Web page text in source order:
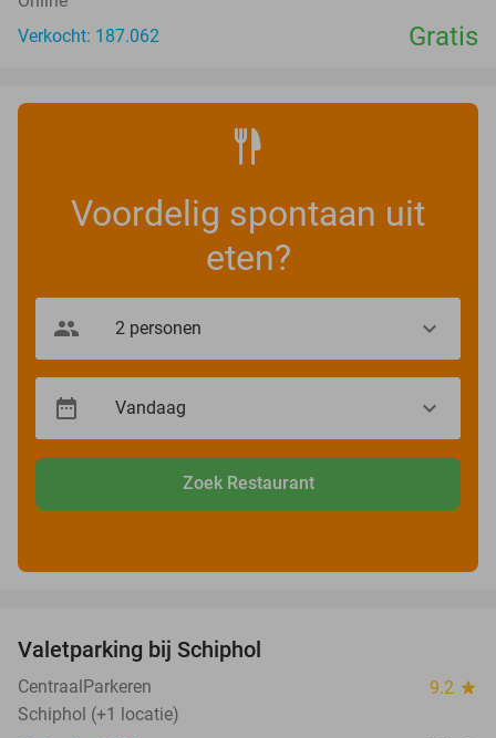
Verkocht: 187.062
Gratis
Voordelig spontaan uit
eten?
Zoek Restaurant
Valetparking bij Schiphol
CentraalParkeren 9.2 star
Schiphol (+1 locatie)